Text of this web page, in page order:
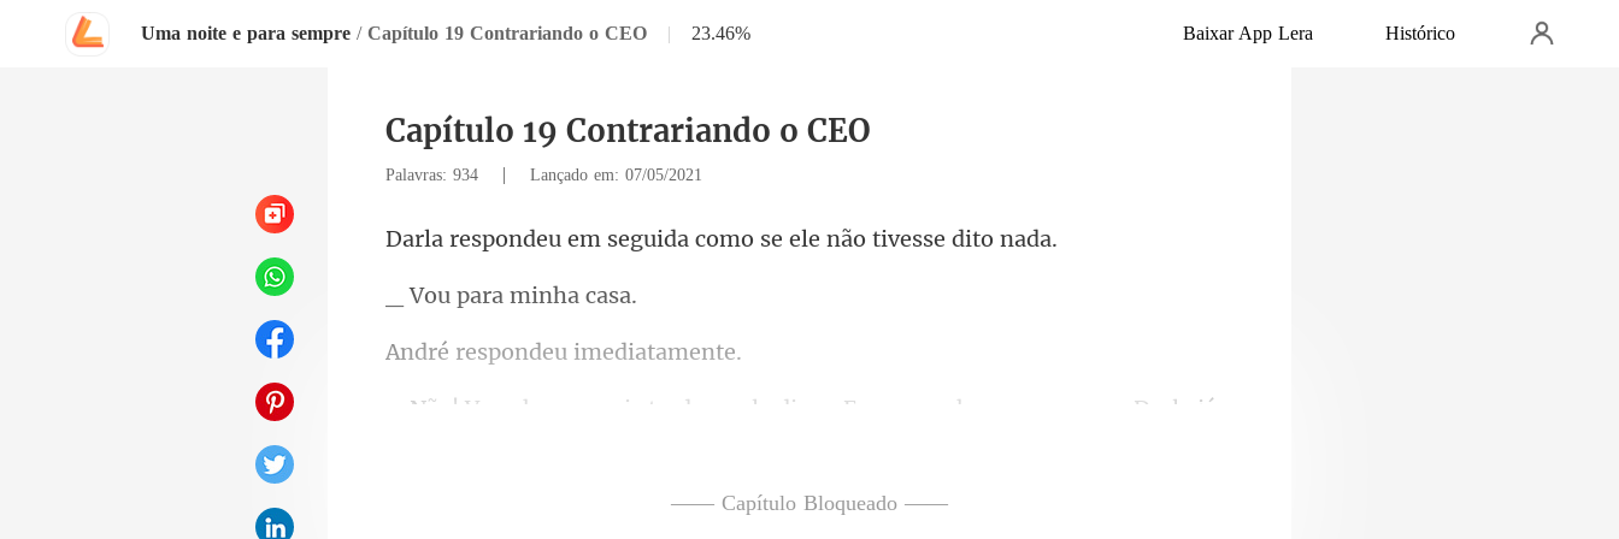
Uma noite e para sempre / Capítulo 19 Contrariando o CEO | 23.46% Baixar App Lera Histórico
Capítulo 19 Contrariando o CEO
Palavras: 934 | Lançado em: 07/05/2021
eguida como se ele n
ara min
ondeu imed
—— Capítulo Bloqueado ——